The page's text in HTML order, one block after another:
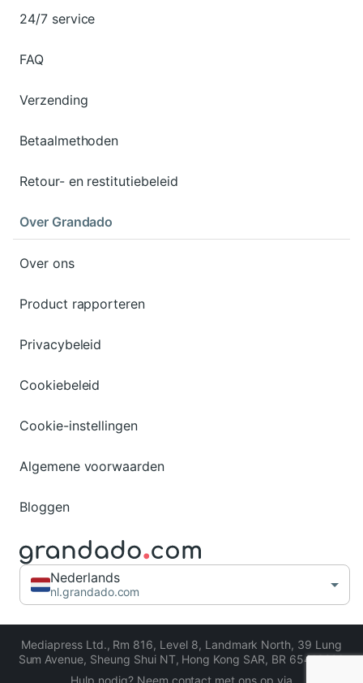
24/7 service
FAQ
Verzending
Betaalmethoden
Retour- en restitutiebeleid
Over Grandado
Over ons
Product rapporteren
Privacybeleid
Cookiebeleid
Cookie-instellingen
Algemene voorwaarden
Bloggen
Nederlands
nl.grandado.com
Mediapress Ltd., Rm 816, Level 8, Landmark North, 39 Lung
Sum Avenue, Sheung Shui NT, Hong Kong SAR, BR 65413206
Hulp nodig? Neem contact met ons op via